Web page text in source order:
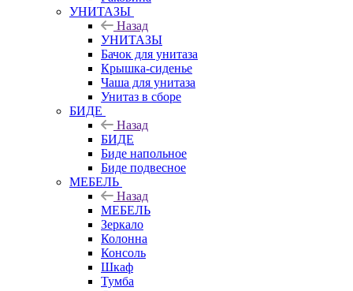
УНИТАЗЫ
Назад
УНИТАЗЫ
Бачок для унитаза
Крышка-сиденье
Чаша для унитаза
Унитаз в сборе
БИДЕ
Назад
БИДЕ
Биде напольное
Биде подвесное
МЕБЕЛЬ
Назад
МЕБЕЛЬ
Зеркало
Колонна
Консоль
Шкаф
Тумба